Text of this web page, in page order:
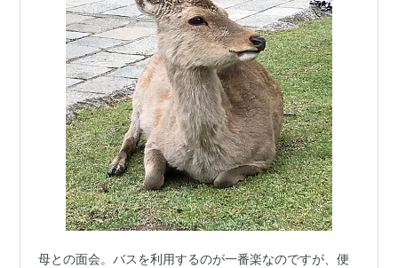
母との面会。バスを利用するのが一番楽なのですが、便